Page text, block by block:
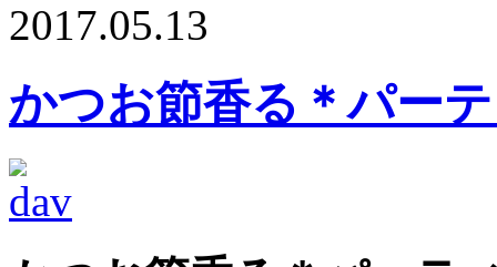
2017.05.13
かつお節香る＊パー